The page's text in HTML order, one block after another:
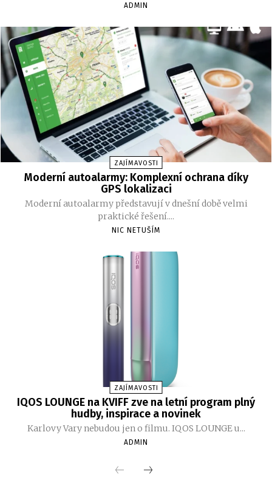
ADMIN
ZAJÍMAVOSTI
Moderní autoalarmy: Komplexní ochrana díky
GPS lokalizaci
Moderní autoalarmy představují v dnešní době velmi
praktické řešení....
NIC NETUŠÍM
ZAJÍMAVOSTI
IQOS LOUNGE na KVIFF zve na letní program plný
hudby, inspirace a novinek
Karlovy Vary nebudou jen o filmu. IQOS LOUNGE u...
ADMIN